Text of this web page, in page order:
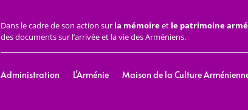
Dans le cadre de son action sur la mémoireet le patrimoine
des documents sur l’arrivée et la vie des Arméniens.
Administration L’Arménie Maison de la Culture